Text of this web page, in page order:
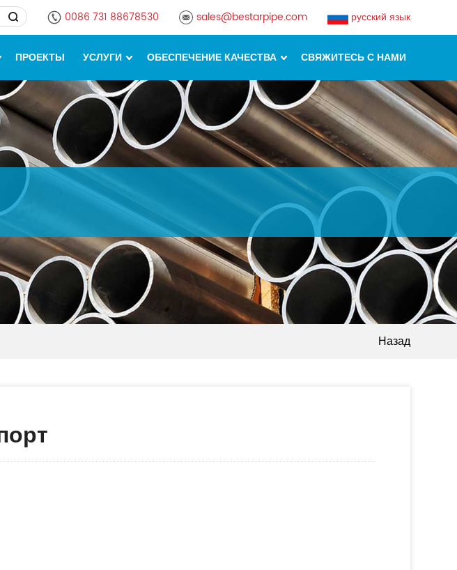
0086 731 88678530 sales@bestarpipe.com русский язык
ПРОЕКТЫ УСЛУГИ ОБЕСПЕЧЕНИЕ КАЧЕСТВА СВЯЖИТЕСЬ С НАМИ
Назад